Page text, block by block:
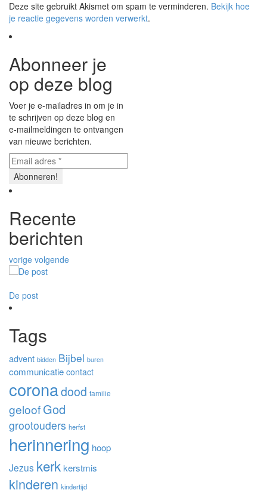
Deze site gebruikt Akismet om spam te verminderen. Bekijk hoe
je reactie gegevens worden verwerkt.
Abonneer je
op deze blog
Voer je e-mailadres in om je in
te schrijven op deze blog en
e-mailmeldingen te ontvangen
van nieuwe berichten.
Recente
berichten
vorige volgende
De post
Tags
advent bidden Bijbel buren
communicatie contact
coronadood familie
geloofGod
grootouders herfst
herinnering hoop
Jezus kerk kerstmis
kinderen kindertijd